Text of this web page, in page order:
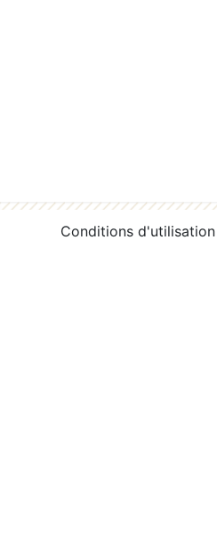
Conditions d'utilisation